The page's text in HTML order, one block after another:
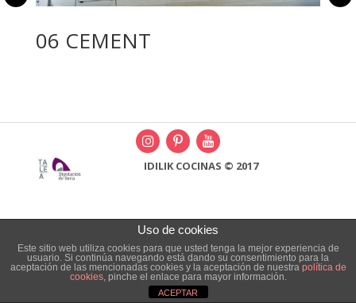
06 CEMENT
IDILIK COCINAS © 2017
Uso de cookies
Este sitio web utiliza cookies para que usted tenga la mejor experiencia de
usuario. Si continúa navegando está dando su consentimiento para la
aceptación de las mencionadas cookies y la aceptación de nuestra política de
cookies, pinche el enlace para mayor información.
ACEPTAR